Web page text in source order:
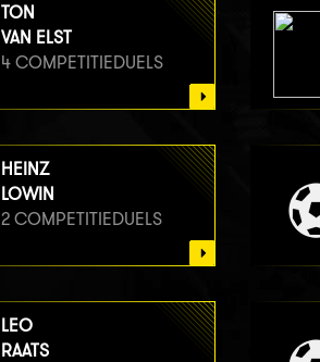
TON
VAN ELST
4 COMPETITIEDUELS
HEINZ
LOWIN
2 COMPETITIEDUELS
LEO
RAATS